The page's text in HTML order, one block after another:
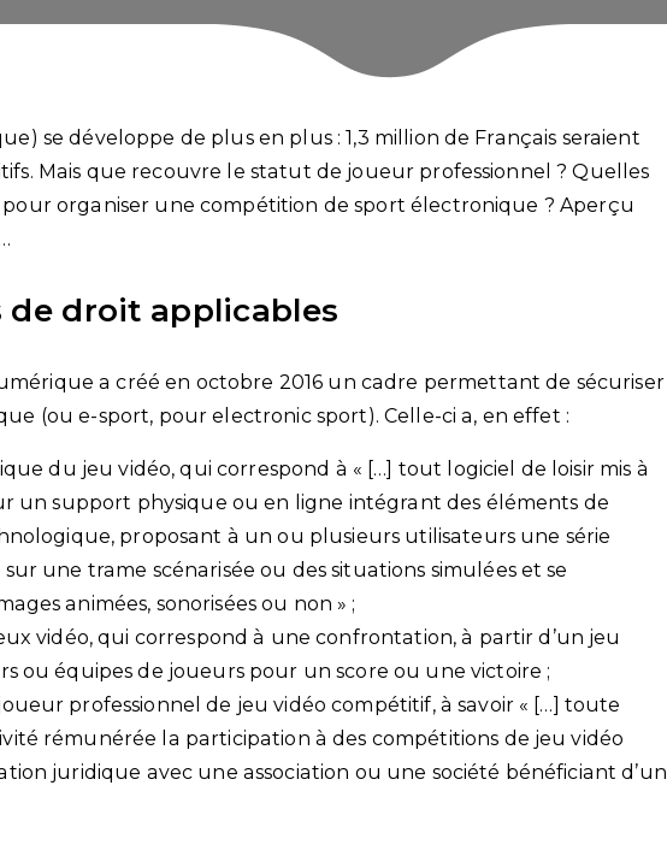
se développe de plus en plus : 1,3 million de Français seraient
Mais que recouvre le statut de joueur professionnel ? Quelles
organiser une compétition de sport électronique ? Aperçu
de droit applicables
a créé en octobre 2016 un cadre permettant de sécuriser
(ou e-sport, pour electronic sport). Celle-ci a, en effet :
du jeu vidéo, qui correspond à « […] tout logiciel de loisir mis à
un support physique ou en ligne intégrant des éléments de
proposant à un ou plusieurs utilisateurs une série
sur une trame scénarisée ou des situations simulées et se
animées, sonorisées ou non » ;
vidéo, qui correspond à une confrontation, à partir d’un jeu
ou équipes de joueurs pour un score ou une victoire ;
professionnel de jeu vidéo compétitif, à savoir « […] toute
rémunérée la participation à des compétitions de jeu vidéo
juridique avec une association ou une société bénéficiant d’un